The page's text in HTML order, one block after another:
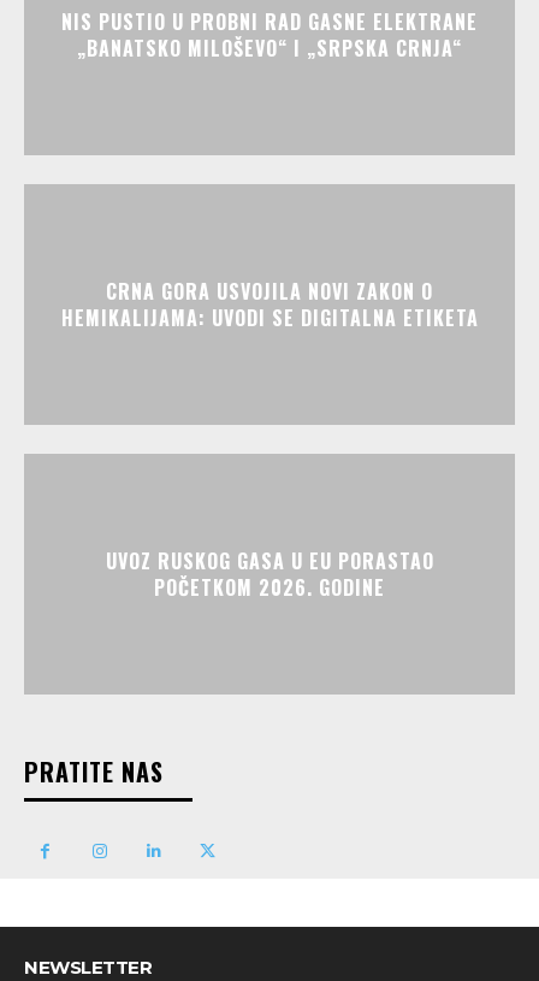
NIS PUSTIO U PROBNI RAD GASNE ELEKTRANE
„BANATSKO MILOŠEVO“ I „SRPSKA CRNJA“
CRNA GORA USVOJILA NOVI ZAKON O
HEMIKALIJAMA: UVODI SE DIGITALNA ETIKETA
UVOZ RUSKOG GASA U EU PORASTAO
POČETKOM 2026. GODINE
PRATITE NAS
NEWSLETTER